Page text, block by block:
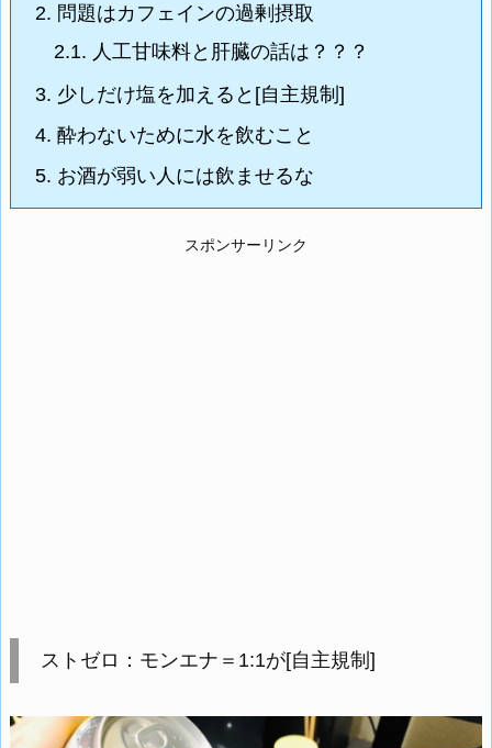
2. 問題はカフェインの過剰摂取
2.1. 人工甘味料と肝臓の話は？？？
3. 少しだけ塩を加えると[自主規制]
4. 酔わないために水を飲むこと
5. お酒が弱い人には飲ませるな
スポンサーリンク
ストゼロ：モンエナ＝1:1が[自主規制]